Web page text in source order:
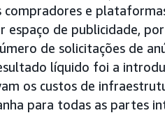
compradores e
espaço de publicidade,
de solicitações de
líquido foi a
os custos de
para todas as partes